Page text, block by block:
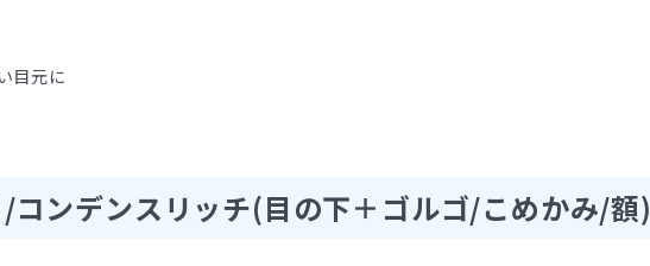
目元に
コンデンスリッチ(目の下＋ゴルゴ/こめかみ/額)